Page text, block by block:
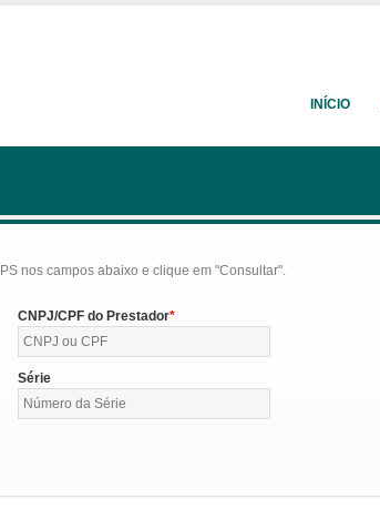
INÍCIO
nos campos abaixo e clique em "Consultar".
CNPJ/CPF do Prestador
Série